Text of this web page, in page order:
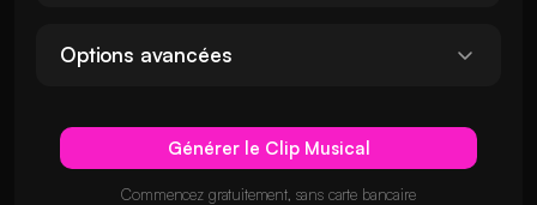
Options avancées
Générer le Clip Musical
Commencez gratuitement, sans carte bancaire